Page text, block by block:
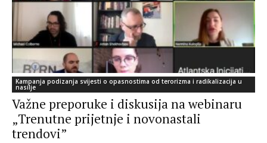
Kampanja podizanja svijesti o opasnostima od terorizma i radikalizacija u
nasilje
Važne preporuke i diskusija na webinaru
„Trenutne prijetnje i novonastali
trendovi”